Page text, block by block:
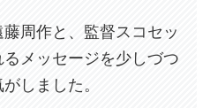
周作と、監督スコセッ
メッセージを少しづつ
しました。